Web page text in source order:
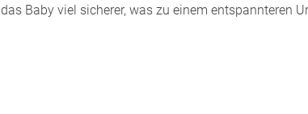
das Baby viel sicherer, was zu einem entspannteren